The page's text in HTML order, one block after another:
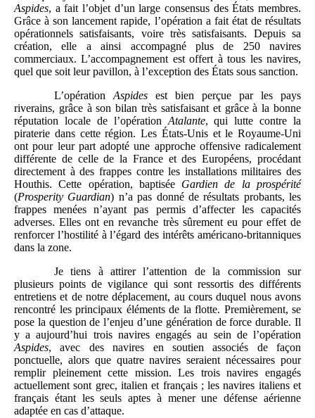
Aspides, a fait l’objet d’un large consensus des États membres.
Grâce à son lancement rapide, l’opération a fait état de résultats
opérationnels satisfaisants, voire très satisfaisants. Depuis sa
création, elle a ainsi accompagné plus de 250 navires
commerciaux. L’accompagnement est offert à tous les navires,
quel que soit leur pavillon, à l’exception des États sous sanction.
L’opération Aspidesest bien perçue par les pays
riverains, grâce à son bilan très satisfaisant et grâce à la bonne
réputation locale de l’opération Atalante, qui lutte contre la
piraterie dans cette région. Les États-Unis et le Royaume-Uni
ont pour leur part adopté une approche offensive radicalement
différente de celle de la France et des Européens, procédant
directement à des frappes contre les installations militaires des
Houthis. Cette opération, baptisée Gardien de la prospérité
(Prosperity Guardian) n’a pas donné de résultats probants, les
frappes menées n’ayant pas permis d’affecter les capacités
adverses. Elles ont en revanche très sûrement eu pour effet de
renforcer l’hostilité à l’égard des intérêts américano‑britanniques
dans la zone.
Je tiens à attirer l’attention de la commission sur
plusieurs points de vigilance qui sont ressortis des différents
entretiens et de notre déplacement, au cours duquel nous avons
rencontré les principaux éléments de la flotte. Premièrement, se
pose la question de l’enjeu d’une génération de force durable. Il
y a aujourd’hui trois navires engagés au sein de l’opération
Aspides, avec des navires en soutien associés de façon
ponctuelle, alors que quatre navires seraient nécessaires pour
remplir pleinement cette mission. Les trois navires engagés
actuellement sont grec, italien et français ; les navires italiens et
français étant les seuls aptes à mener une défense aérienne
adaptée en cas d’attaque.